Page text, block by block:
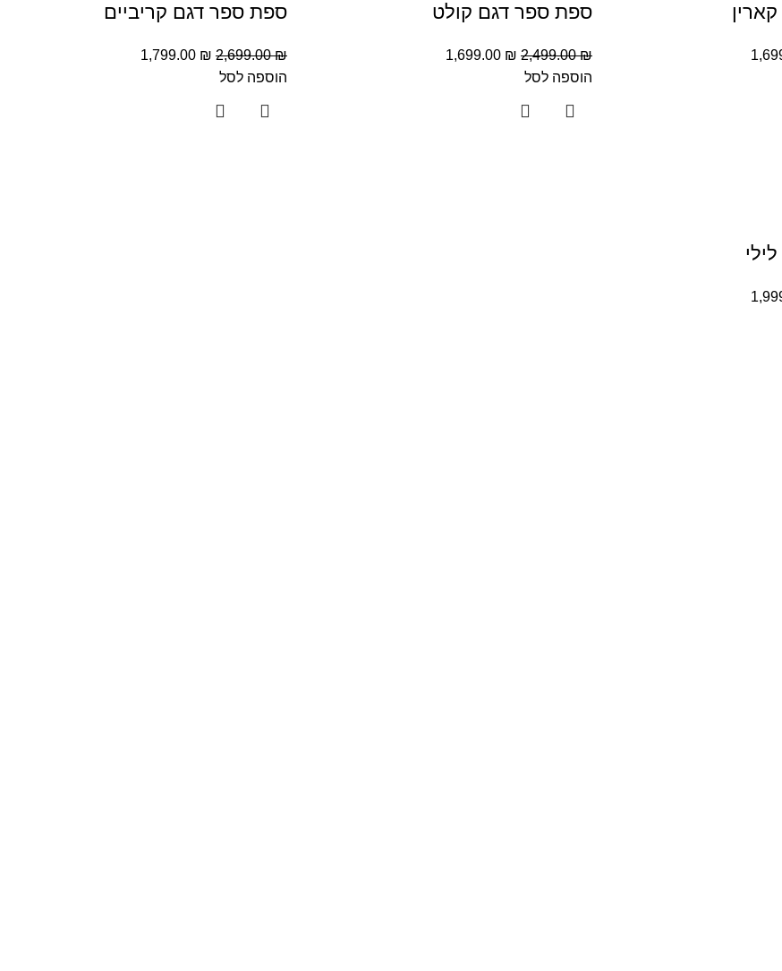
ספת ספר דגם קולט
2,499.00₪
1,699.00 ₪
הוספה לסל
ספת ספר דגם קריביים
2,699.00₪
1,799.00 ₪
הוספה לסל